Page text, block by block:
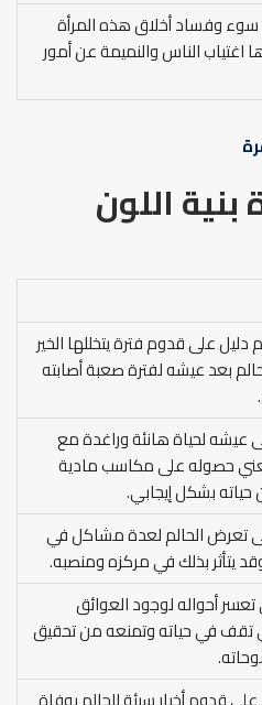
سوء وفساد أخلاق هذه المرأة
اغتياب الناس والنميمة عن أمور
اللون
دليل على قدوم فترة يتخللها الخير
بعد عيشه لفترة صعبة أصابته
عيشه لحياة هانئة وراغدة مع
حصوله على مكاسب مادية
حياته بشكل إيجابي.
تعرض الحالم لعدة مشاكل في
يتأثر بذلك في مركزه ومنصبه.
تعسر أحواله لوجود العوائق
تقف في حياته وتمنعه من تحقيق